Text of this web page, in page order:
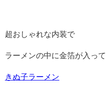
超おしゃれな内装で
ラーメンの中に金箔が入っ
きぬ子ラーメン